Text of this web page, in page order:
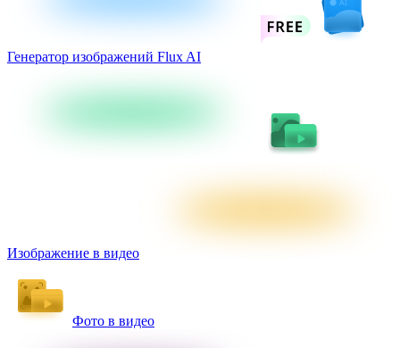
Генератор изображений Flux AI
Изображение в видео
Фото в видео